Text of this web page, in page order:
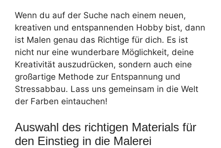
Wenn du auf der Suche nach einem neuen,
kreativen und entspannenden Hobby bist, dann
ist Malen genau das Richtige für dich. Es ist
nicht nur eine wunderbare Möglichkeit, deine
Kreativität auszudrücken, sondern auch eine
großartige Methode zur Entspannung und
Stressabbau. Lass uns gemeinsam in die Welt
der Farben eintauchen!
Auswahl des richtigen Materials für
den Einstieg in die Malerei